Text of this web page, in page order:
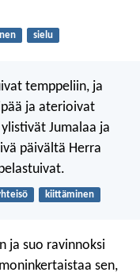
sielu
temppeliin, ja
ja aterioivat
Jumalaa ja
päivältä Herra
kiittäminen
ja suo ravinnoksi
sen,